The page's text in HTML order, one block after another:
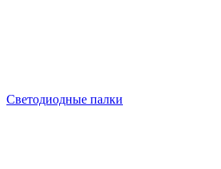
Светодиодные палки